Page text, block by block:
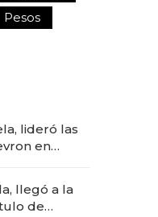
Pesos
lideró las
en
llegó a la
de